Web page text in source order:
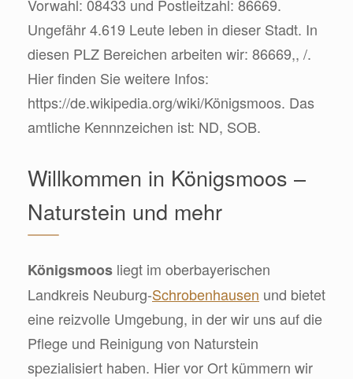
Vorwahl: 08433 und Postleitzahl: 86669.
Ungefähr 4.619 Leute leben in dieser Stadt. In
diesen PLZ Bereichen arbeiten wir: 86669,, /.
Hier finden Sie weitere Infos:
https://de.wikipedia.org/wiki/Königsmoos. Das
amtliche Kennnzeichen ist: ND, SOB.
Willkommen in Königsmoos –
Naturstein und mehr
Königsmoos liegt im oberbayerischen
Landkreis Neuburg-Schrobenhausen und bietet
eine reizvolle Umgebung, in der wir uns auf die
Pflege und Reinigung von Naturstein
spezialisiert haben. Hier vor Ort kümmern wir